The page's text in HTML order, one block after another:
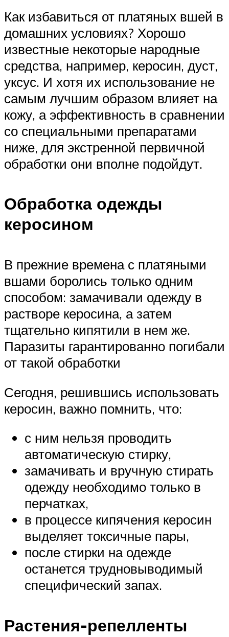
Как избавиться от платяных вшей в
домашних условиях? Хорошо
известные некоторые народные
средства, например, керосин, дуст,
уксус. И хотя их использование не
самым лучшим образом влияет на
кожу, а эффективность в сравнении
со специальными препаратами
ниже, для экстренной первичной
обработки они вполне подойдут.
Обработка одежды
керосином
В прежние времена с платяными
вшами боролись только одним
способом: замачивали одежду в
растворе керосина, а затем
тщательно кипятили в нем же.
Паразиты гарантированно погибали
от такой обработки
Сегодня, решившись использовать
керосин, важно помнить, что:
с ним нельзя проводить
автоматическую стирку,
замачивать и вручную стирать
одежду необходимо только в
перчатках,
в процессе кипячения керосин
выделяет токсичные пары,
после стирки на одежде
останется трудновыводимый
специфический запах.
Растения-репелленты